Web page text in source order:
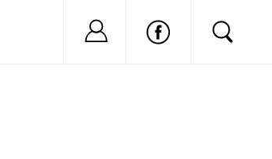
Nu ai cont?